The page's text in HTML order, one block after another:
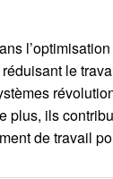
le
ils
de travail